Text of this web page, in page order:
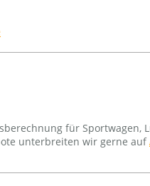
für
unterbreiten wir gerne auf